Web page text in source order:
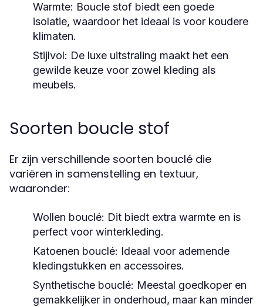
Warmte: Boucle stof biedt een goede
isolatie, waardoor het ideaal is voor koudere
klimaten.
Stijlvol: De luxe uitstraling maakt het een
gewilde keuze voor zowel kleding als
meubels.
Soorten boucle stof
Er zijn verschillende soorten bouclé die
variëren in samenstelling en textuur,
waaronder:
Wollen bouclé: Dit biedt extra warmte en is
perfect voor winterkleding.
Katoenen bouclé: Ideaal voor ademende
kledingstukken en accessoires.
Synthetische bouclé: Meestal goedkoper en
gemakkelijker in onderhoud, maar kan minder